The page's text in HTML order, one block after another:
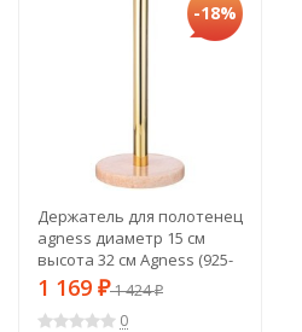
-18%
Держатель для полотенец
agness диаметр 15 см
высота 32 см Agness (925-
126)
1 169 ₽1 424₽
0